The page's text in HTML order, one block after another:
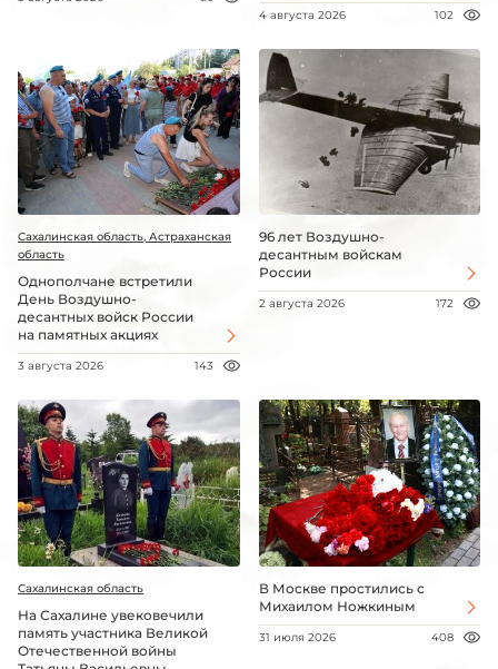
4 августа 2026 102
Сахалинская область, Астраханская
область
Однополчане встретили
День Воздушно-
десантных войск России
на памятных акциях
3 августа 2026 143
96 лет Воздушно-
десантным войскам
России
2 августа 2026 172
Сахалинская область
На Сахалине увековечили
память участника Великой
Отечественной войны
В Москве простились с
Михаилом Ножкиным
31 июля 2026 408